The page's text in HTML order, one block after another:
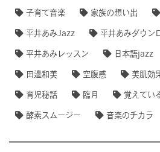
子育て音楽 家族の想い出
平井あみJazz 平井あみダウン
平井あみレッスン 日本語jazz
田邊和美 空腹感 美肌効
育児秘話 臨月 覚えてい
酵素スムージー 音楽のチカラ